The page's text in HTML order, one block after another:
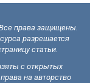
права защищены.
разрешается
статьи.
с открытых
на авторство